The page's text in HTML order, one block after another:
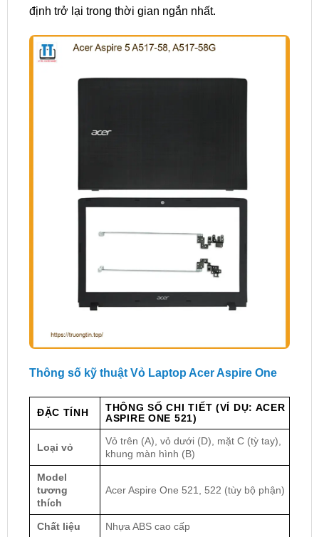
định trở lại trong thời gian ngắn nhất.
Thông số kỹ thuật Vỏ Laptop Acer Aspire One
ĐẶC TÍNH
THÔNG SỐ CHI TIẾT (VÍ DỤ: ACER
ASPIRE ONE 521)
Loại vỏ
Vỏ trên (A), vỏ dưới (D), mặt C (tỳ tay),
khung màn hình (B)
Model
tương
thích
Acer Aspire One 521, 522 (tùy bộ phận)
Chất liệu Nhựa ABS cao cấp